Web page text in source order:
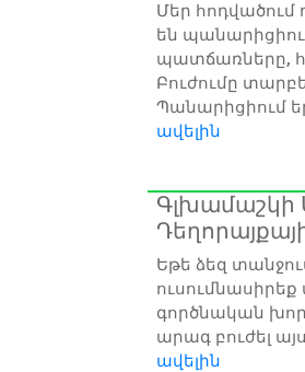
Մեր հոդվածում
են
պատճառները,
Բուժումը
Պանարիցիում
ավելին
Գլխամաշկի
Եթե ձեզ
գործնական
արագ բուժել
ավելին